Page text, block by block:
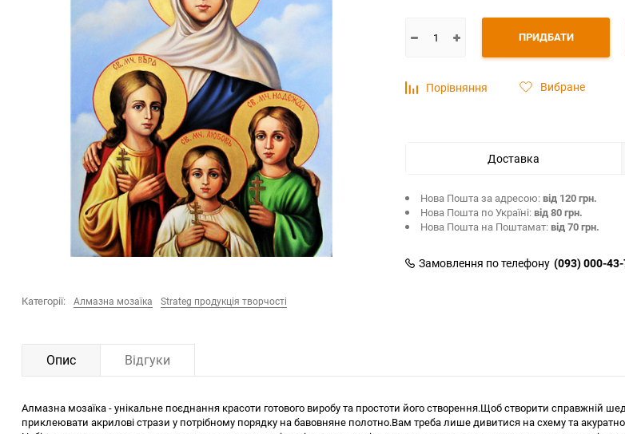
Категорії: Алмазна мозаїка Strateg продукція творчості
ПРИДБАТИ
Порівняння Вибране
Доставка
Нова Пошта за адресою:від 120 грн.
Нова Пошта по Україні:від 80 грн.
Нова Пошта на Поштамат:від 70 грн.
Замовлення по телефону (093) 000-
Опис Відгуки
Алмазна мозаїка - унікальне поєднання красоти готового виробу та простоти його створення.Щоб створити справжній
приклеювати акрилові стрази у потрібному порядку на бавовняне полотно.Вам треба лише дивитися на схему та акуратно